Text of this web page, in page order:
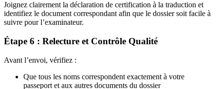
Joignez clairement la déclaration de certification à la traduction et
identifiez le document correspondant afin que le dossier soit facile à
suivre pour l’examinateur.
Étape 6 : Relecture et Contrôle Qualité
Avant l’envoi, vérifiez :
Que tous les noms correspondent exactement à votre
passeport et aux autres documents du dossier